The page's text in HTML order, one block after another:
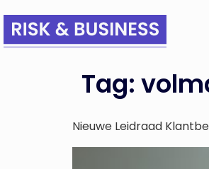
Tag:
Nieuwe Leidraad